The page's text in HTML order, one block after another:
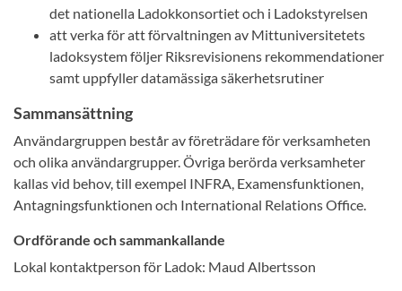
det nationella Ladokkonsortiet och i Ladokstyrelsen
att verka för att förvaltningen av Mittuniversitetets
ladoksystem följer Riksrevisionens rekommendationer
samt uppfyller datamässiga säkerhetsrutiner
Sammansättning
Användargruppen består av företrädare för verksamheten
och olika användargrupper. Övriga berörda verksamheter
kallas vid behov, till exempel INFRA, Examensfunktionen,
Antagningsfunktionen och International Relations Office.
Ordförande och sammankallande
Lokal kontaktperson för Ladok: Maud Albertsson